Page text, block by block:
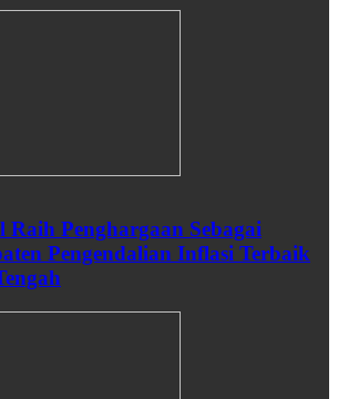
Raih Penghargaan Sebagai
Pengendalian Inflasi Terbaik